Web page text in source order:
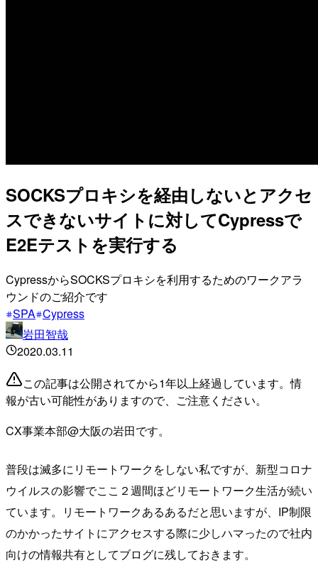
SOCKSプロキシを経由しないとアクセ
スできないサイトに対してCypressで
E2Eテストを実行する
CypressからSOCKSプロキシを利用するためのワークアラ
ウンドのご紹介です
SPA Cypress
岩田智哉
2020.03.11
この記事は公開されてから1年以上経過しています。情
報が古い可能性がありますので、ご注意ください。
CX事業本部@大阪の岩田です。
普段は滅多にリモートワークをしない私ですが、新型コロナ
ウイルスの影響でここ２週間ほどリモートワーク生活が続い
ています。リモートワークあるあるだと思いますが、IP制限
のかかったサイトにアクセスする際に少しハマったので社内
向けの情報共有としてブログに残しておきます。